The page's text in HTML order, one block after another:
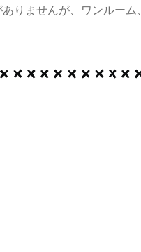
りませんが、ワンルー